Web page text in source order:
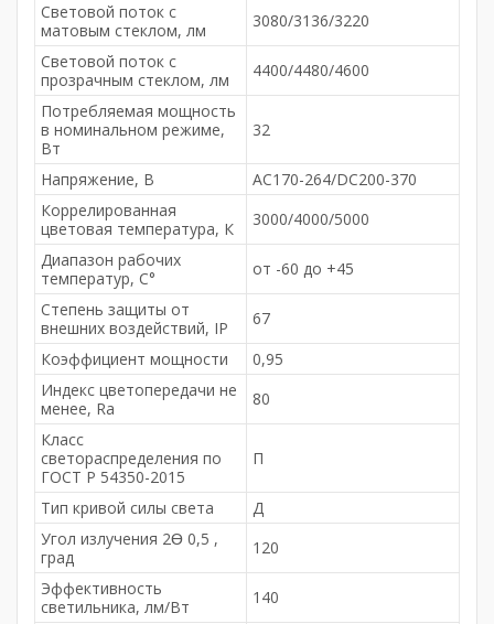
Световой поток с
матовым стеклом, лм
3080/3136/3220
Световой поток с
прозрачным стеклом, лм
4400/4480/4600
Потребляемая мощность
в номинальном режиме,
Вт
32
Напряжение, В
AC170-264/DC200-370
Коррелированная
цветовая температура, К
3000/4000/5000
Диапазон рабочих
температур, С°
от -60 до +45
Степень защиты от
внешних воздействий, IP
67
Коэффициент мощности
0,95
Индекс цветопередачи не
менее, Ra
80
Класс
светораспределения по
ГОСТ Р 54350-2015
П
Тип кривой силы света
Д
Угол излучения 2Ɵ 0,5 ,
град
120
Эффективность
светильника, лм/Вт
140